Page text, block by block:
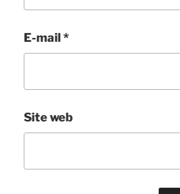
E-mail*
Site web